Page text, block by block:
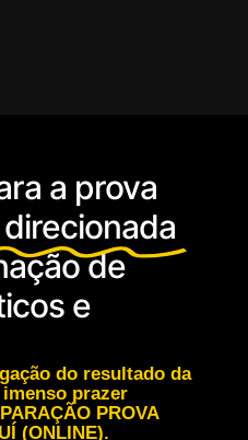
a prova
de
e
do resultado da
prazer
PROVA
(ONLINE).